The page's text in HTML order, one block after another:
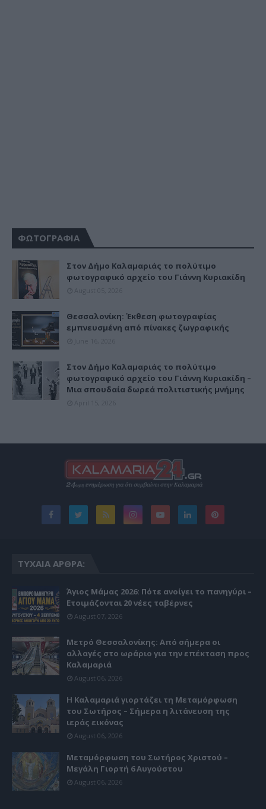
ΦΩΤΟΓΡΑΦΙΑ
Στον Δήμο Καλαμαριάς το πολύτιμο
φωτογραφικό αρχείο του Γιάννη Κυριακίδη
Θεσσαλονίκη: Έκθεση φωτογραφίας
εμπνευσμένη από πίνακες ζωγραφικής
Στον Δήμο Καλαμαριάς το πολύτιμο
φωτογραφικό αρχείο του Γιάννη Κυριακίδη –
Μια σπουδαία δωρεά πολιτιστικής μνήμης
ΤΥΧΑΊΑ ΆΡΘΡΑ:
Άγιος Μάμας 2026: Πότε ανοίγει το πανηγύρι –
Ετοιμάζονται 20 νέες ταβέρνες
August 07, 2026
Μετρό Θεσσαλονίκης: Από σήμερα οι
αλλαγές στο ωράριο για την επέκταση προς
Καλαμαριά
August 06, 2026
Η Καλαμαριά γιορτάζει τη Μεταμόρφωση
του Σωτήρος – Σήμερα η λιτάνευση της
ιεράς εικόνας
August 06, 2026
Μεταμόρφωση του Σωτήρος Χριστού –
Μεγάλη Γιορτή 6 Αυγούστου
August 06, 2026